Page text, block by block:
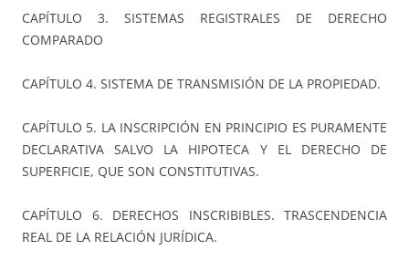
CAPÍTULO 3. SISTEMAS REGISTRALES DE DERECHO
COMPARADO
CAPÍTULO 4. SISTEMA DE TRANSMISIÓN DE LA PROPIEDAD.
CAPÍTULO 5. LA INSCRIPCIÓN EN PRINCIPIO ES PURAMENTE
DECLARATIVA SALVO LA HIPOTECA Y EL DERECHO DE
SUPERFICIE, QUE SON CONSTITUTIVAS.
CAPÍTULO 6. DERECHOS INSCRIBIBLES. TRASCENDENCIA
REAL DE LA RELACIÓN JURÍDICA.